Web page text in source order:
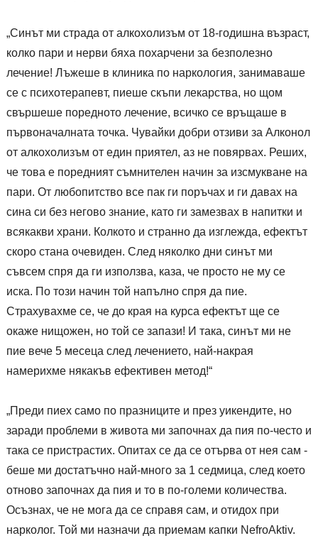
„Синът ми страда от алкохолизъм от 18-годишна възраст,
колко пари и нерви бяха похарчени за безполезно
лечение! Лъжеше в клиника по наркология, занимаваше
се с психотерапевт, пиеше скъпи лекарства, но щом
свършеше поредното лечение, всичко се връщаше в
първоначалната точка. Чувайки добри отзиви за Алконол
от алкохолизъм от един приятел, аз не повярвах. Реших,
че това е поредният съмнителен начин за изсмукване на
пари. От любопитство все пак ги поръчах и ги давах на
сина си без негово знание, като ги замезвах в напитки и
всякакви храни. Колкото и странно да изглежда, ефектът
скоро стана очевиден. След няколко дни синът ми
съвсем спря да ги използва, каза, че просто не му се
иска. По този начин той напълно спря да пие.
Страхувахме се, че до края на курса ефектът ще се
окаже нищожен, но той се запази! И така, синът ми не
пие вече 5 месеца след лечението, най-накрая
намерихме някакъв ефективен метод!“
„Преди пиех само по празниците и през уикендите, но
заради проблеми в живота ми започнах да пия по-често и
така се пристрастих. Опитах се да се отърва от нея сам -
беше ми достатъчно най-много за 1 седмица, след което
отново започнах да пия и то в по-големи количества.
Осъзнах, че не мога да се справя сам, и отидох при
нарколог. Той ми назначи да приемам капки NefroAktiv.